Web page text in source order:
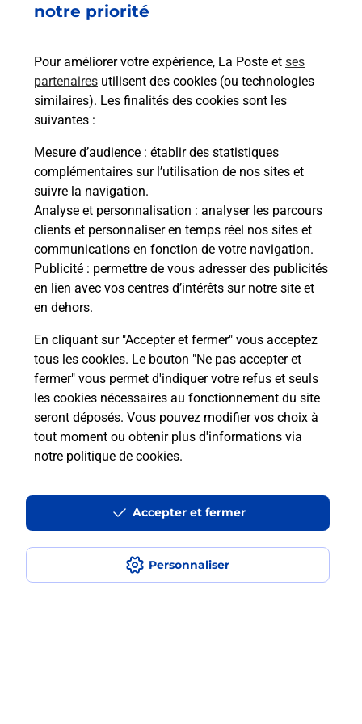
notre priorité
Pour améliorer votre expérience, La Poste et ses
partenaires utilisent des cookies (ou technologies
similaires). Les finalités des cookies sont les
suivantes :
Mesure d’audience : établir des statistiques
complémentaires sur l’utilisation de nos sites et
suivre la navigation.
Analyse et personnalisation : analyser les parcours
clients et personnaliser en temps réel nos sites et
communications en fonction de votre navigation.
Publicité : permettre de vous adresser des publicités
en lien avec vos centres d’intérêts sur notre site et
en dehors.
En cliquant sur "Accepter et fermer" vous acceptez
tous les cookies. Le bouton "Ne pas accepter et
fermer" vous permet d'indiquer votre refus et seuls
les cookies nécessaires au fonctionnement du site
seront déposés. Vous pouvez modifier vos choix à
tout moment ou obtenir plus d'informations via
notre politique de cookies.
Personnaliser
Accepter et fermer
Acheter un iPhone neuf ou reconditionné
Vous recherchez un smartphone pas cher proche
de chez vous ? Découvrez notre offre de
téléphones iPhone Apple dans vos bureaux de
Poste à MOREE (41160) !
En savoir plus
Questions fréquemment posées
Comment retourner un colis acheté
en ligne depuis votre boîte aux lettres
Comment envoyer un colis ou faire un
retour chez un e-commerçant sans se
déplacer ?
Envoyer un petit colis au meilleur